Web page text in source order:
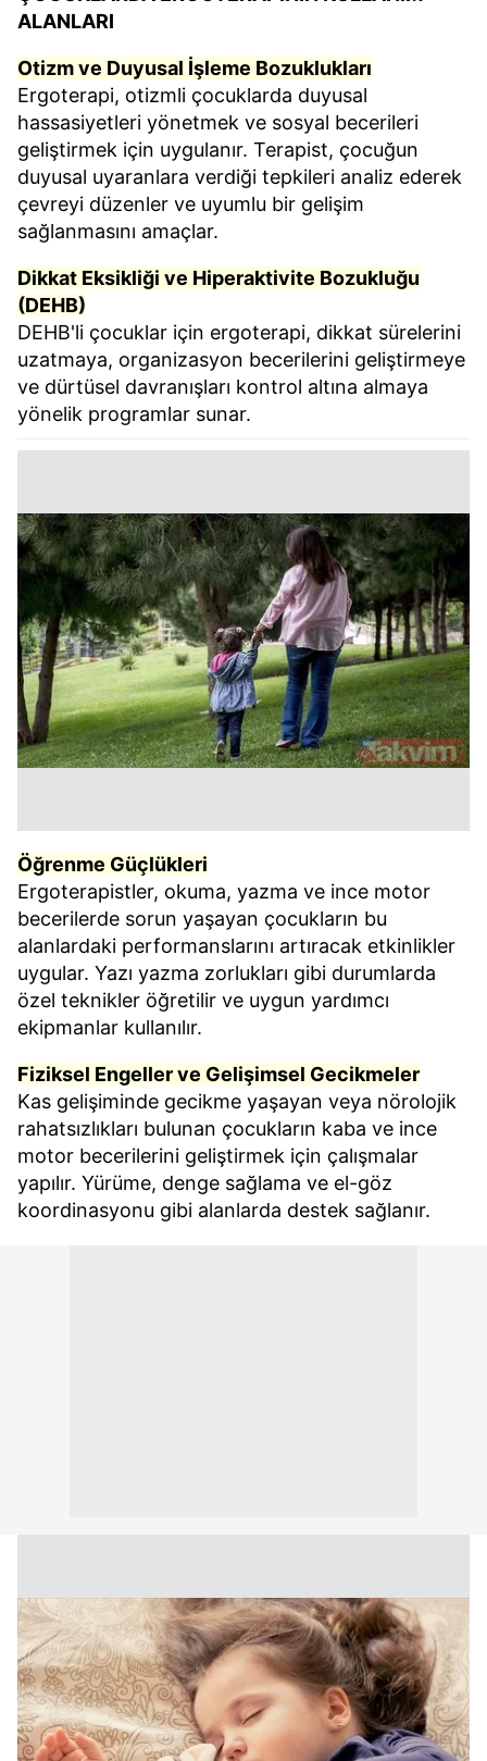
ALANLARI
Otizm ve Duyusal İşleme Bozuklukları
Ergoterapi, otizmli çocuklarda duyusal
hassasiyetleri yönetmek ve sosyal becerileri
geliştirmek için uygulanır. Terapist, çocuğun
duyusal uyaranlara verdiği tepkileri analiz ederek
çevreyi düzenler ve uyumlu bir gelişim
sağlanmasını amaçlar.
Dikkat Eksikliği ve Hiperaktivite Bozukluğu
(DEHB)
DEHB'li çocuklar için ergoterapi, dikkat sürelerini
uzatmaya, organizasyon becerilerini geliştirmeye
ve dürtüsel davranışları kontrol altına almaya
yönelik programlar sunar.
Öğrenme Güçlükleri
Ergoterapistler, okuma, yazma ve ince motor
becerilerde sorun yaşayan çocukların bu
alanlardaki performanslarını artıracak etkinlikler
uygular. Yazı yazma zorlukları gibi durumlarda
özel teknikler öğretilir ve uygun yardımcı
ekipmanlar kullanılır.
Fiziksel Engeller ve Gelişimsel Gecikmeler
Kas gelişiminde gecikme yaşayan veya nörolojik
rahatsızlıkları bulunan çocukların kaba ve ince
motor becerilerini geliştirmek için çalışmalar
yapılır. Yürüme, denge sağlama ve el-göz
koordinasyonu gibi alanlarda destek sağlanır.